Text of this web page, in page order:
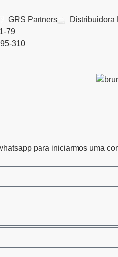
GRS Partners Distribuidora
79
310
para iniciarmos uma